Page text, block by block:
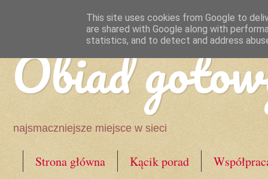
Obiad
najsmaczniejsze miejsce w sieci
Strona główna Kącik porad
This site uses cookies from Google to
are shared with Google along with
statistics, and to detect and address